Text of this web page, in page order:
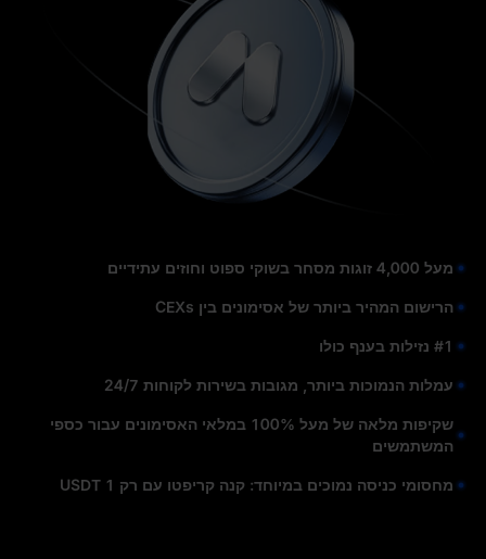
מעל 4,000 זוגות מסחר בשוקי ספוט וחוזים עתידיים
הרישום המהיר ביותר של אסימונים בין CEXs
#1 נזילות בענף כולו
עמלות הנמוכות ביותר, מגובות בשירות לקוחות 24/7
שקיפות מלאה של מעל 100% במלאי האסימונים עבור כספי
המשתמשים
מחסומי כניסה נמוכים במיוחד: קנה קריפטו עם רק 1 USDT